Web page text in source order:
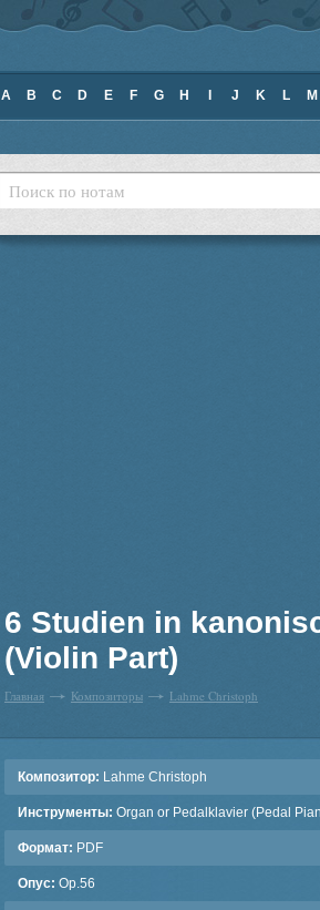
A B C D E F G H J K L M
6 Studien in
(Violin Part)
Главная Композиторы Lahme Christoph
Композитор: Lahme Christoph
Инструменты: Organ or Pedalklavier (Pedal
Формат: PDF
Опус: Op.56